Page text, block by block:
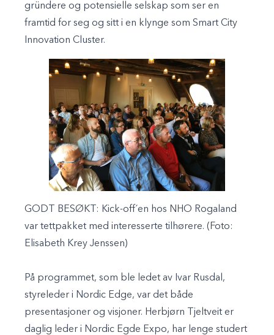
gründere og potensielle selskap som ser en
framtid for seg og sitt i en klynge som Smart City
Innovation Cluster.
GODT BESØKT: Kick-off´en hos NHO Rogaland
var tettpakket med interesserte tilhørere. (Foto:
Elisabeth Krey Jenssen)
På programmet, som ble ledet av Ivar Rusdal,
styreleder i Nordic Edge, var det både
presentasjoner og visjoner. Herbjørn Tjeltveit er
daglig leder i Nordic Egde Expo, har lenge studert